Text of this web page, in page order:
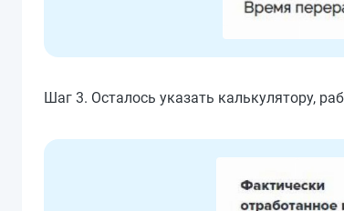
Шаг 3. Осталось указать калькулятору,